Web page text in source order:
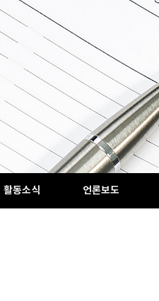
교육 · 연구
반헌법행위자열전편찬
캠페인
공지사항
활동소식 언론보도